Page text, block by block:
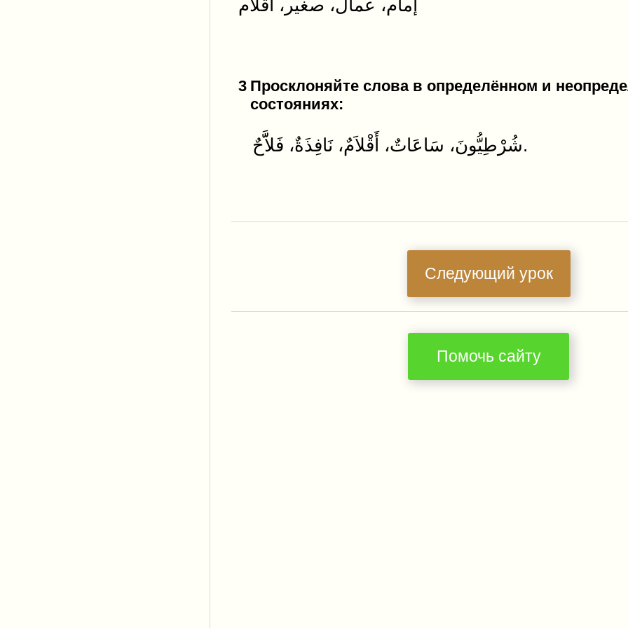
إمام، عمال، صغير، أقلام
3 Просклоняйте слова в определённом и
состояниях:
شُرْطِيُّونَ، سَاعَاتٌ، أَقْلاَمٌ، نَافِذَةٌ، فَلاَّّحٌ.
Следующий урок
Помочь сайту